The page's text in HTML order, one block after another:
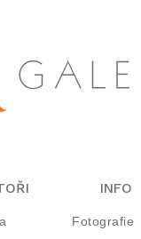
INFO
Fotografie